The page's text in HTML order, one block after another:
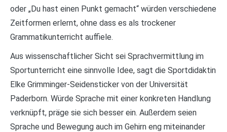
oder „Du hast einen Punkt gemacht“ würden verschiedene
Zeitformen erlernt, ohne dass es als trockener
Grammatikunterricht auffiele.
Aus wissenschaftlicher Sicht sei Sprachvermittlung im
Sportunterricht eine sinnvolle Idee, sagt die Sportdidaktin
Elke Grimminger-Seidensticker von der Universität
Paderborn. Würde Sprache mit einer konkreten Handlung
verknüpft, präge sie sich besser ein. Außerdem seien
Sprache und Bewegung auch im Gehirn eng miteinander